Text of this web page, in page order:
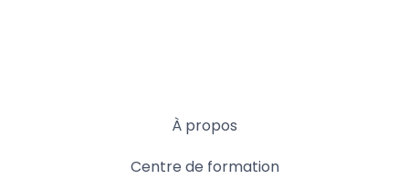
À propos
Centre de formation